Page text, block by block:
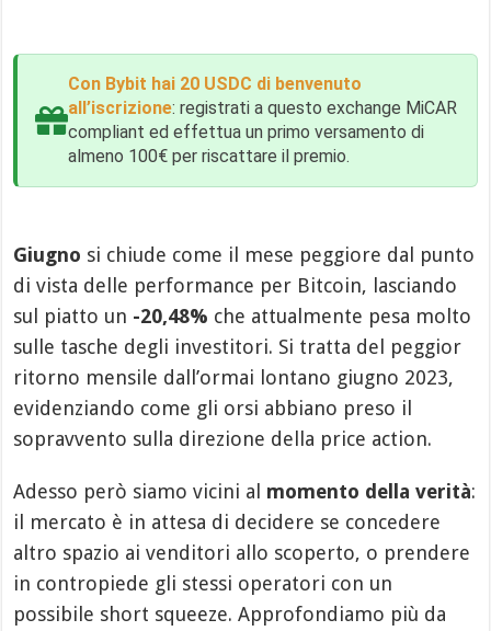
Con Bybit hai 20 USDC di benvenuto
all’iscrizione: registrati a questo exchange MiCAR
compliant ed effettua un primo versamento di
almeno 100€ per riscattare il premio.
Giugno si chiude come il mese peggiore dal punto
di vista delle performance per Bitcoin, lasciando
sul piatto un -20,48% che attualmente pesa molto
sulle tasche degli investitori. Si tratta del peggior
ritorno mensile dall’ormai lontano giugno 2023,
evidenziando come gli orsi abbiano preso il
sopravvento sulla direzione della price action.
Adesso però siamo vicini al momento della verità:
il mercato è in attesa di decidere se concedere
altro spazio ai venditori allo scoperto, o prendere
in contropiede gli stessi operatori con un
possibile short squeeze. Approfondiamo più da